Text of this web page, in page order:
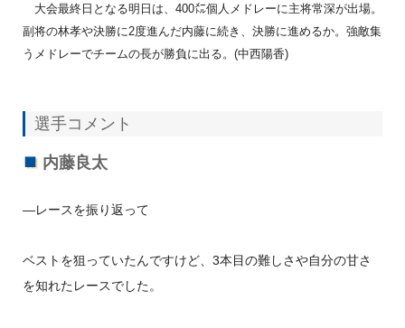
大会最終日となる明日は、400㍍個人メドレーに主将常深が出場。
副将の林孝や決勝に2度進んだ内藤に続き、決勝に進めるか。強敵集
うメドレーでチームの長が勝負に出る。(中西陽香)
選手コメント
内藤良太
―レースを振り返って
ベストを狙っていたんですけど、3本目の難しさや自分の甘さ
を知れたレースでした。